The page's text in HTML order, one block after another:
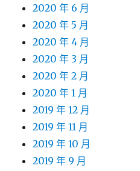
2020 年 6 月
2020 年 5 月
2020 年 4 月
2020 年 3 月
2020 年 2 月
2020 年 1 月
2019 年 12 月
2019 年 11 月
2019 年 10 月
2019 年 9 月